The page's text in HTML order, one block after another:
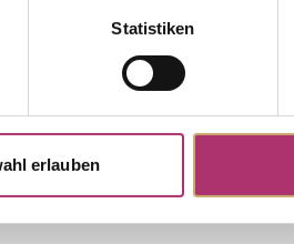
Statistiken
erlauben
Kollektion entdecken.